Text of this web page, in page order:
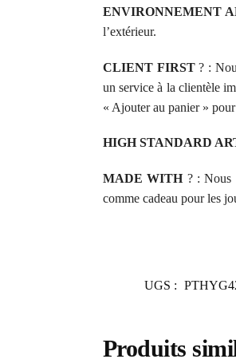
ENVIRONNEMENT
l’extérieur.
CLIENT FIRST? :
un service à la clientèle
« Ajouter au panier »
HIGH STANDARD
MADE WITH? : Nous
comme cadeau pour les
UGS :
Produits